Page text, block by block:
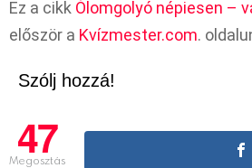
Ez a cikk Ólomgolyó népiesen –
először a Kvízmester.com.
Szólj hozzá!
47
Megosztás